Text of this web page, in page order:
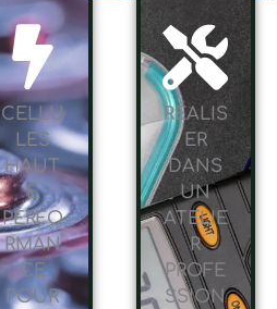
CELLU
LES
HAUT
E
PERFO
RMAN
CE
POUR
RÉALIS
ER
DANS
UN
ATELIE
R
PROFE
SSION